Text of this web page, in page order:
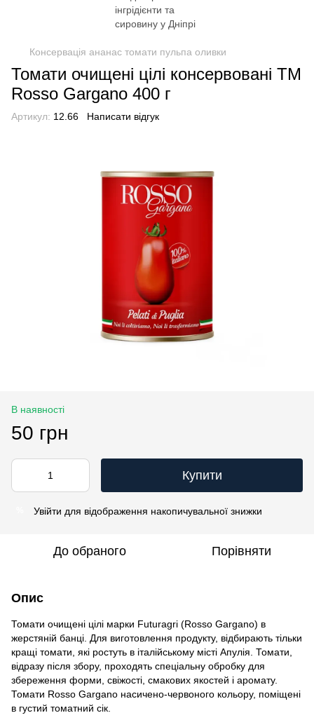
Консервація ананас томати пульпа оливки
Томати очищені цілі консервовані TM
Rosso Gargano 400 г
Артикул: 12.66 Написати відгук
В наявності
50 грн
Купити
Увійти для відображення накопичувальної знижки
До обраного Порівняти
Опис
Томати очищені цілі марки Futuragri (Rosso Gargano) в
жерстяній банці. Для виготовлення продукту, відбирають тільки
кращі томати, які ростуть в італійському місті Апулія. Томати,
відразу після збору, проходять спеціальну обробку для
збереження форми, свіжості, смакових якостей і аромату.
Томати Rosso Gargano насичено-червоного кольору, поміщені
в густий томатний сік.